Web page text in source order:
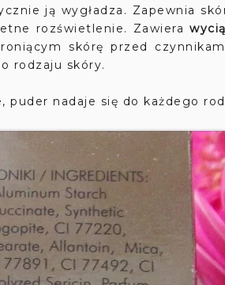
ją wygładza. Zapewnia
rozświetlenie. Zawiera
skórę przed
rodzaju skóry.
puder nadaje się do każdego